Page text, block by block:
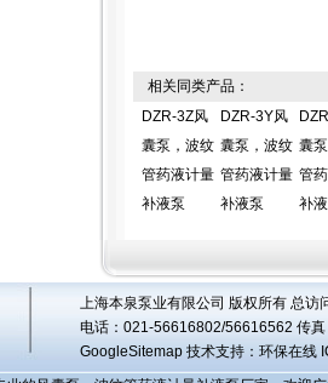
相关同类产品：
DZR-3Z风
囊泵，波纹
管药液计量
补液泵
DZR-3Y风
囊泵，波纹
管药液计量
补液泵
囊
管
补
上海本泉泵业有限公司 版权所有 总访
电话：021-56616802/56616562 传
GoogleSitemap技术支持：环保在线